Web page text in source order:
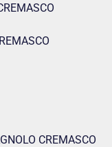
CREMASCO